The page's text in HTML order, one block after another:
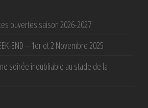
ouvertes saison 2026-2027
END – 1er et 2 Novembre 2025
soirée inoubliable au stade de la